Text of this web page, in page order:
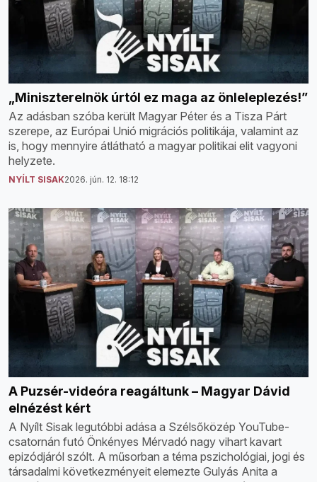
„Miniszterelnök úrtól ez maga az önleleplezés!”
Az adásban szóba került Magyar Péter és a Tisza Párt
szerepe, az Európai Unió migrációs politikája, valamint az
is, hogy mennyire átlátható a magyar politikai elit vagyoni
helyzete.
NYÍLT SISAK2026. jún. 12. 18:12
A Puzsér-videóra reagáltunk – Magyar Dávid
elnézést kért
A Nyílt Sisak legutóbbi adása a Szélsőközép YouTube-
csatornán futó Önkényes Mérvadó nagy vihart kavart
epizódjáról szólt. A műsorban a téma pszichológiai, jogi és
társadalmi következményeit elemezte Gulyás Anita a